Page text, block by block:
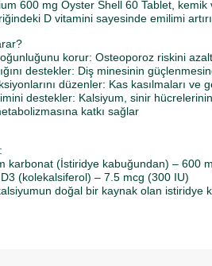
600 mg Oyster Shell 60 Tablet, kemik
D vitamini sayesinde emilimi
korur: Osteoporoz riskini
destekler: Diş minesinin
düzenler: Kas kasılmaları ve
destekler: Kalsiyum, sinir
katkı sağlar
(İstiridye kabuğundan) – 600
(kolekalsiferol) – 7.5 mcg (300 IU)
doğal bir kaynak olan istiridye